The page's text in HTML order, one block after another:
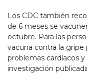
Los CDC también
de 6 meses se
octubre. Para las
vacuna contra la
problemas cardíacos
investigación